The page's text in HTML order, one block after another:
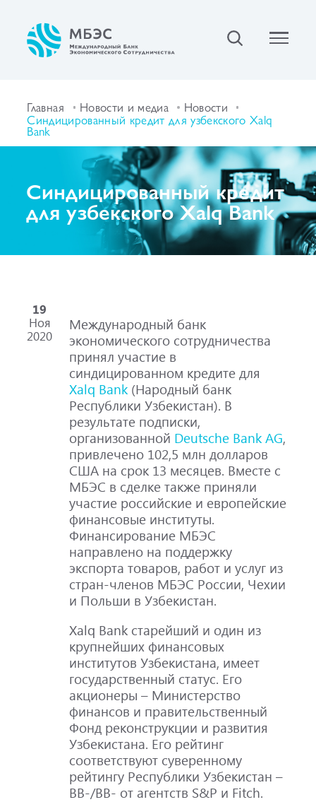
Главная Новости и медиа Новости
Синдицированный кредит для узбекского Xalq
Bank
Синдицированный кредит
для узбекского Xalq Bank
19
Ноя
2020
Международный банк
экономического сотрудничества
принял участие в
синдицированном кредите для
Xalq Bank (Народный банк
Республики Узбекистан). В
результате подписки,
организованной Deutsche Bank AG,
привлечено 102,5 млн долларов
США на срок 13 месяцев. Вместе с
МБЭС в сделке также приняли
участие российские и европейские
финансовые институты.
Финансирование МБЭС
направлено на поддержку
экспорта товаров, работ и услуг из
стран-членов МБЭС России, Чехии
и Польши в Узбекистан.
Xalq Bank старейший и один из
крупнейших финансовых
институтов Узбекистана, имеет
государственный статус. Его
акционеры – Министерство
финансов и правительственный
Фонд реконструкции и развития
Узбекистана. Его рейтинг
соответствуют суверенному
рейтингу Республики Узбекистан –
BB-/BB- от агентств S&P и Fitch.